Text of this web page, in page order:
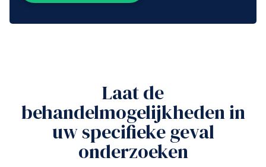
Laat de
behandelmogelijkheden in
uw specifieke geval
onderzoeken